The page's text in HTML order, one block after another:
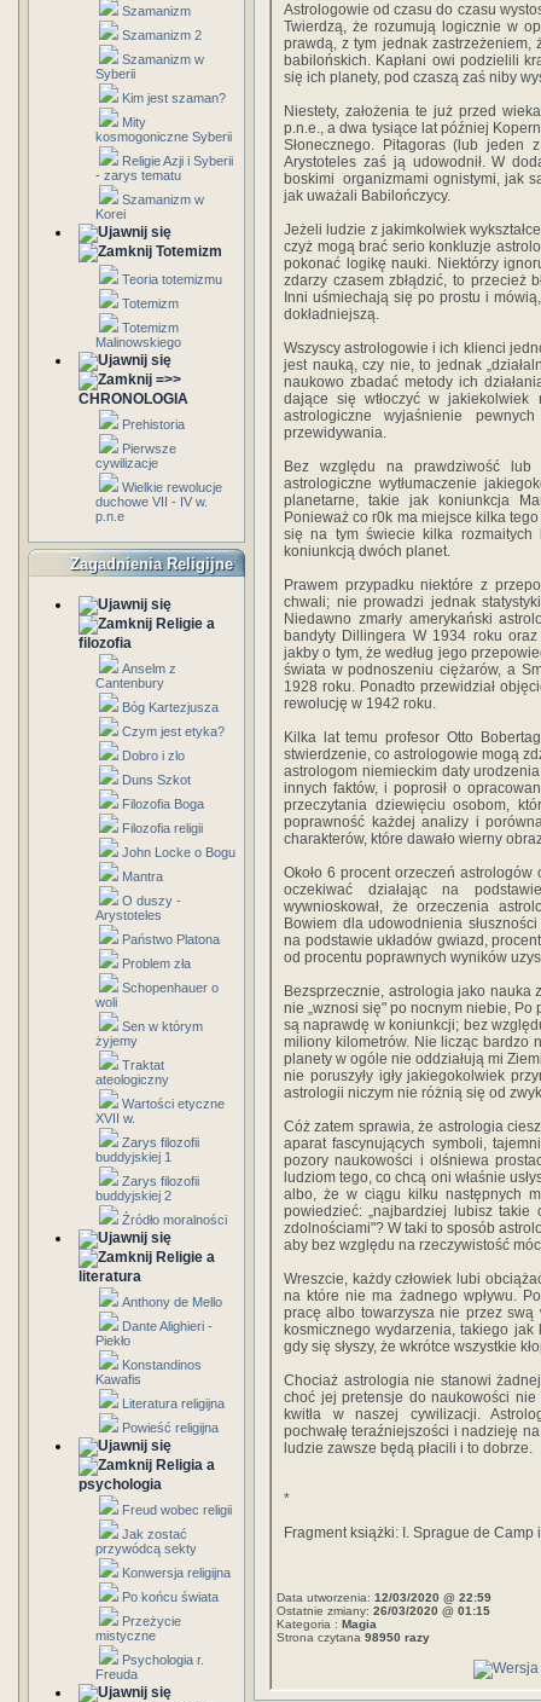
Szamanizm
Szamanizm 2
Szamanizm w
Syberii
Kim jest szaman?
Mity
kosmogoniczne Syberii
Religie Azji i Syberii
- zarys tematu
Szamanizm w
Korei
Totemizm
Teoria totemizmu
Totemizm
Totemizm
Malinowskiego
=>>
CHRONOLOGIA
Prehistoria
Pierwsze
cywilizacje
Wielkie rewolucje
duchowe VII - IV w.
p.n.e
Zagadnienia Religijne
Religie a
filozofia
Anselm z
Cantenbury
Bóg Kartezjusza
Czym jest etyka?
Dobro i zlo
Duns Szkot
Filozofia Boga
Filozofia religii
John Locke o Bogu
Mantra
O duszy -
Arystoteles
Państwo Platona
Problem zła
Schopenhauer o
woli
Sen w którym
żyjemy
Traktat
ateologiczny
Wartości etyczne
XVII w.
Zarys filozofii
buddyjskiej 1
Zarys filozofii
buddyjskiej 2
Źródło moralności
Religie a
literatura
Anthony de Mello
Dante Alighieri -
Piekło
Konstandinos
Kawafis
Literatura religijna
Powieść religijna
Religia a
psychologia
Freud wobec religii
Jak zostać
przywódcą sekty
Konwersja religijna
Po końcu świata
Przeżycie
mistyczne
Psychologia r.
Freuda
Astrologowie od czasu do czasu
Twierdzą, że rozumują logicznie w
prawdą, z tym jednak zastrzeżeniem,
babilońskich. Kapłani owi podzielili
się ich planety, pod czaszą zaś niby
Niestety, założenia te już przed
p.n.e., a dwa tysiące lat później
Słonecznego. Pitagoras (lub jeden
Arystoteles zaś ją udowodnił. W
boskimi organizmami ognistymi, jak
jak uważali Babilończycy.
Jeżeli ludzie z jakimkolwiek
czyż mogą brać serio konkluzje
pokonać logikę nauki. Niektórzy
zdarzy czasem zbłądzić, to przecież
Inni uśmiechają się po prostu i
dokładniejszą.
Wszyscy astrologowie i ich klienci
jest nauką, czy nie, to jednak
naukowo zbadać metody ich
dające się wtłoczyć w jakiekolwiek
astrologiczne wyjaśnienie
przewidywania.
Bez względu na prawdziwość lub
astrologiczne wytłumaczenie
planetarne, takie jak koniunkcja
Ponieważ co r0k ma miejsce kilka
się na tym świecie kilka rozmaitych
koniunkcją dwóch planet.
Prawem przypadku niektóre z
chwali; nie prowadzi jednak
Niedawno zmarły amerykański
bandyty Dillingera W 1934 roku
jakby o tym, że według jego
świata w podnoszeniu ciężarów, a
1928 roku. Ponadto przewidział
rewolucję w 1942 roku.
Kilka lat temu profesor Otto
stwierdzenie, co astrologowie mogą
astrologom niemieckim daty
innych faktów, i poprosił o
przeczytania dziewięciu osobom,
poprawność każdej analizy i
charakterów, które dawało wierny
Około 6 procent orzeczeń astrologów
oczekiwać działając na
wywnioskował, że orzeczenia
Bowiem dla udowodnienia
na podstawie układów gwiazd,
od procentu poprawnych wyników
Bezsprzecznie, astrologia jako nauka
nie „wznosi się" po nocnym niebie,
są naprawdę w koniunkcji; bez
miliony kilometrów. Nie licząc bardzo
planety w ogóle nie oddziałują mi
nie poruszyły igły jakiegokolwiek
astrologii niczym nie różnią się od
Cóż zatem sprawia, że astrologia
aparat fascynujących symboli,
pozory naukowości i olśniewa
ludziom tego, co chcą oni właśnie
albo, że w ciągu kilku następnych
powiedzieć: „najbardziej lubisz
zdolnościami"? W taki to sposób
aby bez względu na rzeczywistość
Wreszcie, każdy człowiek lubi
na które nie ma żadnego wpływu.
pracę albo towarzysza nie przez swą
kosmicznego wydarzenia, takiego
gdy się słyszy, że wkrótce wszystkie
Chociaż astrologia nie stanowi
choć jej pretensje do naukowości nie
kwitła w naszej cywilizacji.
pochwałę teraźniejszości i nadzieję
ludzie zawsze będą płacili i to dobrze.
*
Fragment książki: I. Sprague de
Data utworzenia: 12/03/2020 @ 22:59
Ostatnie zmiany: 26/03/2020 @ 01:15
Kategoria : Magia
Strona czytana 98950 razy